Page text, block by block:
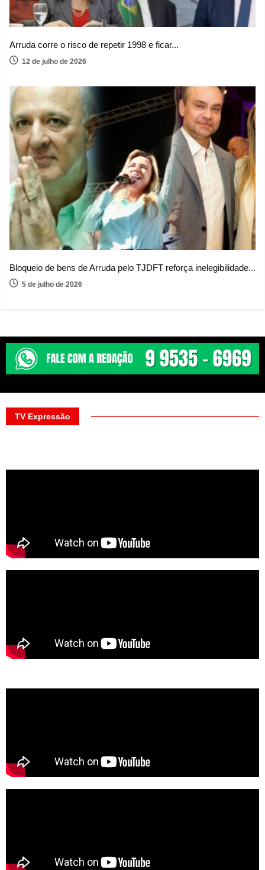
Arruda corre o risco de repetir 1998 e ficar...
12 de julho de 2026
Bloqueio de bens de Arruda pelo TJDFT reforça inelegibilidade...
5 de julho de 2026
TV Expressão